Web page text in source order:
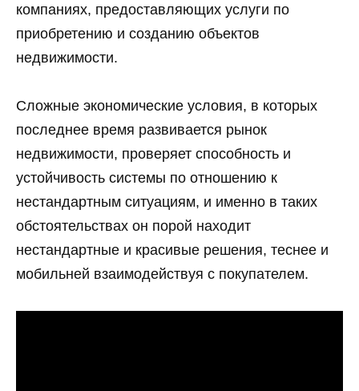
компаниях, предоставляющих услуги по
приобретению и созданию объектов
недвижимости.
Сложные экономические условия, в которых
последнее время развивается рынок
недвижимости, проверяет способность и
устойчивость системы по отношению к
нестандартным ситуациям, и именно в таких
обстоятельствах он порой находит
нестандартные и красивые решения, теснее и
мобильней взаимодействуя с покупателем.